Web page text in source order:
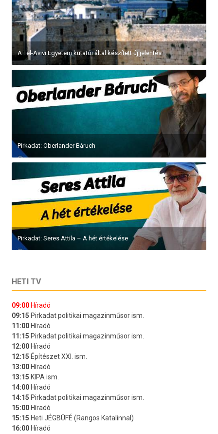
A Tel-Avivi Egyetem kutatói által készített új jelentés...
Pirkadat: Oberlander Báruch
Pirkadat: Seres Attila – A hét értékelése
HETI TV